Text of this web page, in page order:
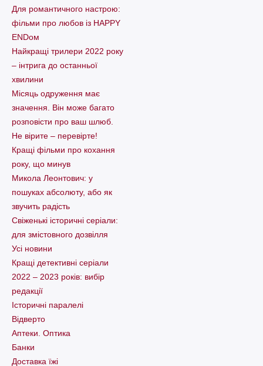
Для романтичного настрою:
фільми про любов із HAPPY
ENDом
Найкращі трилери 2022 року
– інтрига до останньої
хвилини
Місяць одруження має
значення. Він може багато
розповісти про ваш шлюб.
Не вірите – перевірте!
Кращі фільми про кохання
року, що минув
Микола Леонтович: у
пошуках абсолюту, або як
звучить радість
Свіженькі історичні серіали:
для змістовного дозвілля
Усі новини
Кращі детективні серіали
2022 – 2023 років: вибір
редакції
Історичні паралелі
Відверто
Аптеки. Оптика
Банки
Доставка їжі